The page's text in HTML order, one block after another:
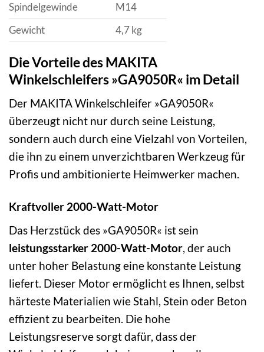
Spindelgewinde
M14
Gewicht
4,7 kg
Die Vorteile des MAKITA
Winkelschleifers »GA9050R« im Detail
Der MAKITA Winkelschleifer »GA9050R«
überzeugt nicht nur durch seine Leistung,
sondern auch durch eine Vielzahl von Vorteilen,
die ihn zu einem unverzichtbaren Werkzeug für
Profis und ambitionierte Heimwerker machen.
Kraftvoller 2000-Watt-Motor
Das Herzstück des »GA9050R« ist sein
leistungsstarker 2000-Watt-Motor, der auch
unter hoher Belastung eine konstante Leistung
liefert. Dieser Motor ermöglicht es Ihnen, selbst
härteste Materialien wie Stahl, Stein oder Beton
effizient zu bearbeiten. Die hohe
Leistungsreserve sorgt dafür, dass der